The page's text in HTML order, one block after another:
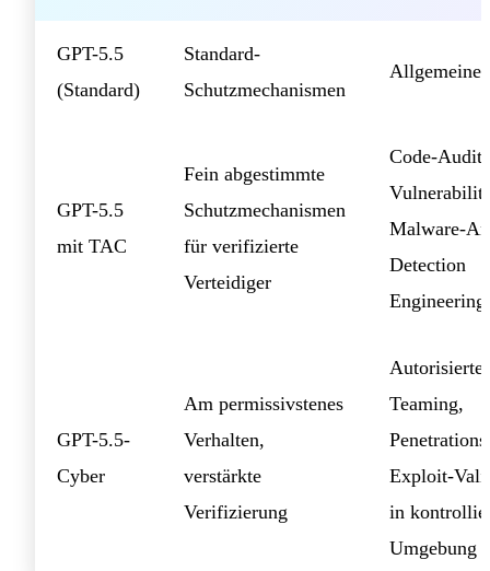
GPT-5.5
(Standard)
Standard-
Schutzmechanismen
Allgemeine
GPT-5.5
mit TAC
Fein abgestimmte
Schutzmechanismen
für verifizierte
Verteidiger
Code-Audit,
Malware-
Detection
Engineering
GPT-5.5-
Cyber
Am permissivstenes
Verhalten,
verstärkte
Verifizierung
Teaming,
Exploit-
in
Umgebung